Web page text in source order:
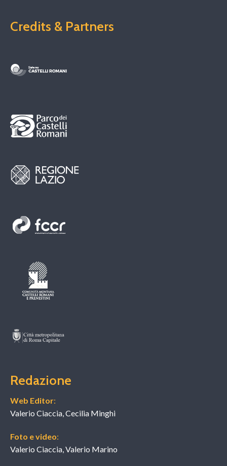
Credits & Partners
Redazione
Web Editor:
Valerio Ciaccia, Cecilia Minghi
Foto e video:
Valerio Ciaccia, Valerio Marino